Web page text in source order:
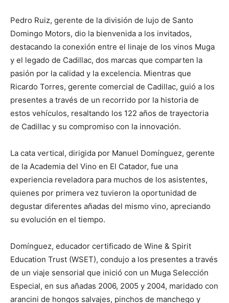
Pedro Ruiz, gerente de la división de lujo de Santo
Domingo Motors, dio la bienvenida a los invitados,
destacando la conexión entre el linaje de los vinos Muga
y el legado de Cadillac, dos marcas que comparten la
pasión por la calidad y la excelencia. Mientras que
Ricardo Torres, gerente comercial de Cadillac, guió a los
presentes a través de un recorrido por la historia de
estos vehículos, resaltando los 122 años de trayectoria
de Cadillac y su compromiso con la innovación.
La cata vertical, dirigida por Manuel Domínguez, gerente
de la Academia del Vino en El Catador, fue una
experiencia reveladora para muchos de los asistentes,
quienes por primera vez tuvieron la oportunidad de
degustar diferentes añadas del mismo vino, apreciando
su evolución en el tiempo.
Domínguez, educador certificado de Wine & Spirit
Education Trust (WSET), condujo a los presentes a través
de un viaje sensorial que inició con un Muga Selección
Especial, en sus añadas 2006, 2005 y 2004, maridado con
arancini de hongos salvajes, pinchos de manchego y